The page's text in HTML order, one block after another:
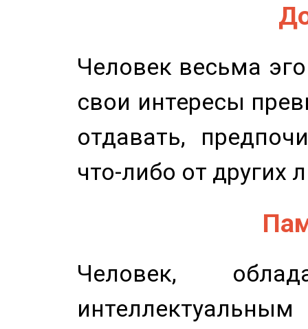
Человек весьма
свои интересы
отдавать,
что-либо от других
Человек,